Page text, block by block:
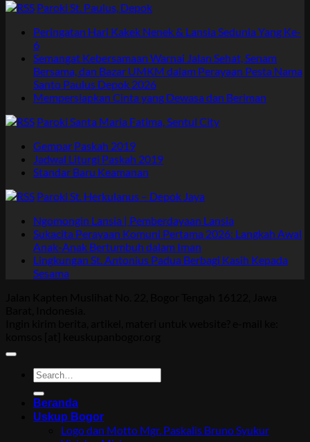
Paroki St. Paulus, Depok
Peringatan Hari Kakek Nenek & Lansia Sedunia Yang Ke-
6
Semangat Kebersamaan Warnai Jalan Sehat, Senam
Bersama, dan Bazar UMKM dalam Perayaan Pesta Nama
Santo Paulus Depok 2026
Mempersiapkan Cinta yang Dewasa dan Beriman
Paroki Santa Maria Fatima, Sentul City
Gempar Paskah 2019
Jadwal Liturgi Paskah 2019
Standar Baru Keamanan
Paroki St. Herkulanus – Depok Jaya
Ngomongin Lansia | Pemberdayaan Lansia
Sukacita Perayaan Komuni Pertama 2026: Langkah Awal
Anak-Anak Bertumbuh dalam Iman
Lingkungan St. Antonius Padua Berbagi Kasih Kepada
Sesama
Beranda
Uskup Bogor
Logo dan Motto Mgr. Paskalis Bruno Syukur